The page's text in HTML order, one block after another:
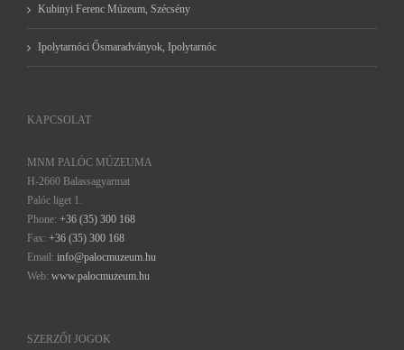
Kubinyi Ferenc Múzeum, Szécsény
Ipolytarnóci Ősmaradványok, Ipolytarnóc
KAPCSOLAT
MNM PALÓC MÚZEUMA
H-2660 Balassagyarmat
Palóc liget 1.
Phone: +36 (35) 300 168
Fax: +36 (35) 300 168
Email: info@palocmuzeum.hu
Web: www.palocmuzeum.hu
SZERZŐI JOGOK